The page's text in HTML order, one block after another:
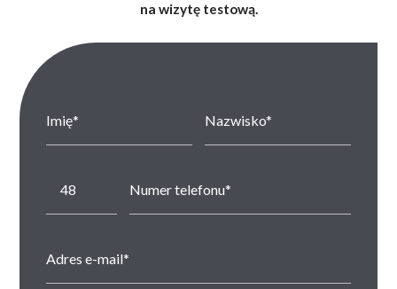
na wizytę testową.